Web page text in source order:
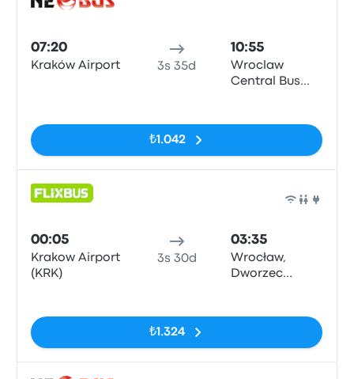
07:20
Kraków Airport 3s 35d
10:55
Wroclaw
Central Bus
₺1.042
00:05
Krakow Airport
(KRK)
3s 30d
03:35
Wrocław,
Dworzec
₺1.324